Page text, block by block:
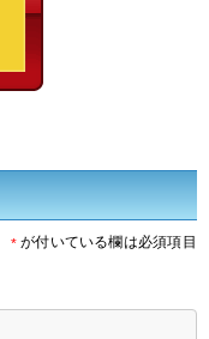
*が付いている欄は必須項目